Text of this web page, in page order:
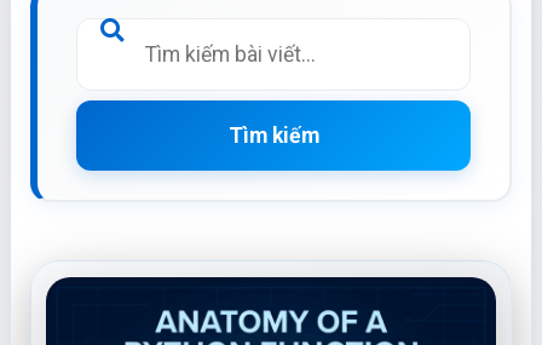
Tìm kiếm